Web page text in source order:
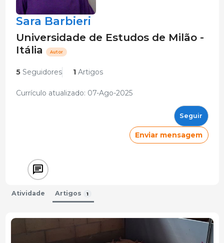
Sara Barbieri
Universidade de Estudos de Milão -
Itália
Autor
5Seguidores 1Artigos
Currículo atualizado: 07-Ago-2025
Seguir
Enviar mensagem
Atividade Artigos 1